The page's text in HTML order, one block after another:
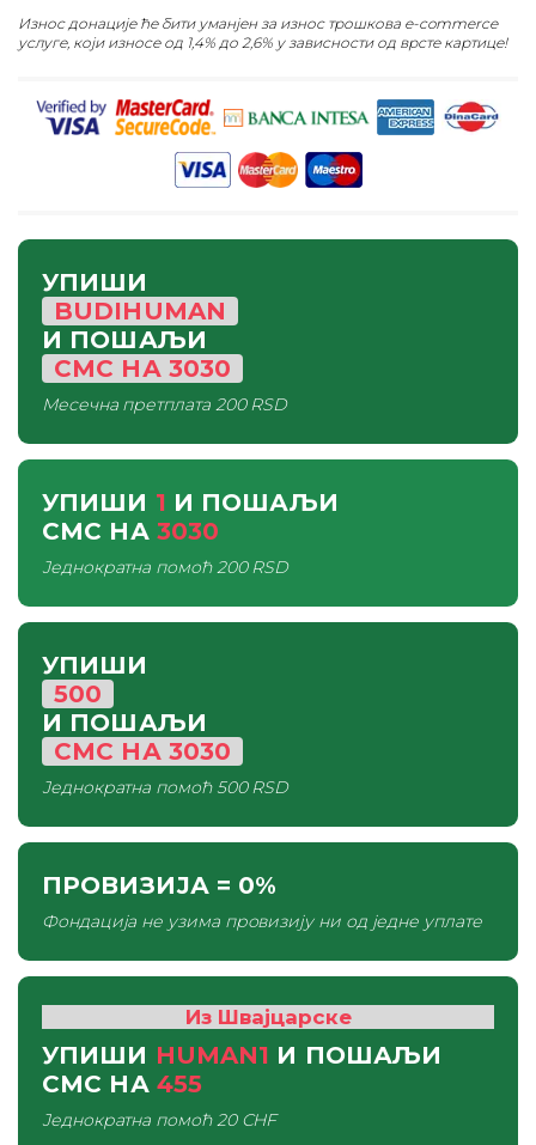
Износ донације ће бити уманјен за износ трошкова e-commerce
услуге, који износе од 1,4% до 2,6% у зависности од врсте картице!
УПИШИ
BUDIHUMAN
И ПОШАЉИ
СМС НА3030
Месечна претплата200 RSD
УПИШИ 1 И ПОШАЉИ
СМС НА 3030
Једнократна помоћ200 RSD
УПИШИ
500
И ПОШАЉИ
СМС НА3030
Једнократна помоћ500 RSD
ПРОВИЗИЈА = 0%
Фондација не узима провизију ни од једне уплате
Из Швајцарске
УПИШИ HUMAN1 И ПОШАЉИ
СМС НА 455
Једнократна помоћ20 CHF